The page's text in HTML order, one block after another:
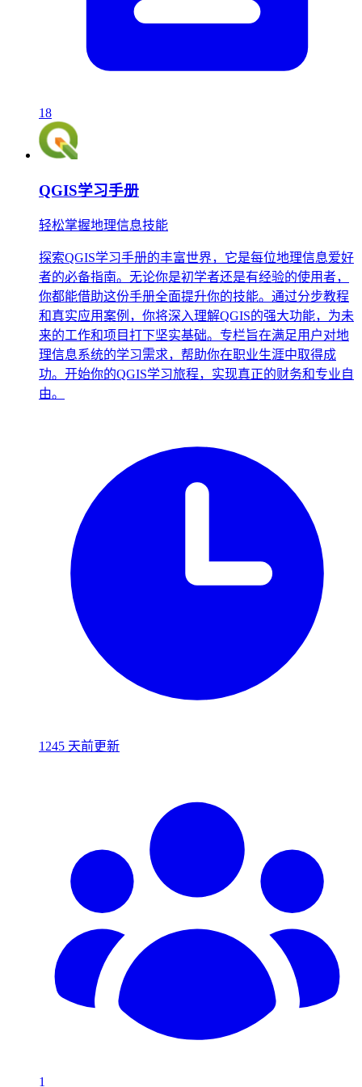
18
QGIS学习手册
轻松掌握地理信息技能
探索QGIS学习手册的丰富世界，它是每位地理信息爱好
者的必备指南。无论你是初学者还是有经验的使用者，
你都能借助这份手册全面提升你的技能。通过分步教程
和真实应用案例，你将深入理解QGIS的强大功能，为未
来的工作和项目打下坚实基础。专栏旨在满足用户对地
理信息系统的学习需求，帮助你在职业生涯中取得成
功。开始你的QGIS学习旅程，实现真正的财务和专业自
由。
1245 天前更新
1